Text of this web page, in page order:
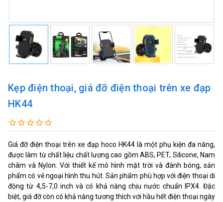
Kẹp điện thoại, giá đỡ điện thoại trên xe đạp
HK44
Giá đỡ điện thoại trên xe đạp hoco HK44 là một phụ kiện đa năng,
được làm từ chất liệu chất lượng cao gồm ABS, PET, Silicone, Nam
châm và Nylon. Với thiết kế mô hình mặt trời và đánh bóng, sản
phẩm có vẻ ngoại hình thu hút. Sản phẩm phù hợp với điện thoại di
động từ 4,5-7,0 inch và có khả năng chịu nước chuẩn IPX4. Đặc
biệt, giá đỡ còn có khả năng tương thích với hầu hết điện thoại ngày